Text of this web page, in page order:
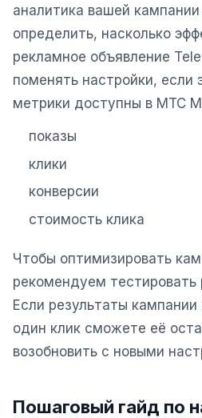
Telegram
YouTube
Одноклассники
TikTok
Сегментация базы
Персонализация
Продающие тексты
аналитика вашей
определить, насколько
рекламное объявление
поменять настройки, если
метрики доступны в МТС
показы
клики
конверсии
стоимость клика
Чтобы оптимизировать
рекомендуем тестировать
Если результаты
один клик сможете её
возобновить с новыми
Пошаговый гайд по